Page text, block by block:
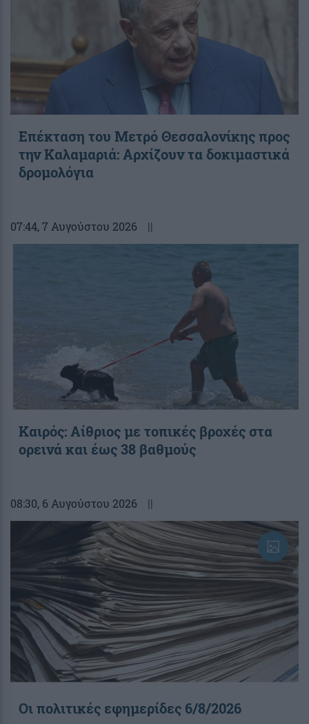
Επέκταση του Μετρό Θεσσαλονίκης προς
την Καλαμαριά: Αρχίζουν τα δοκιμαστικά
δρομολόγια
07:44, 7 Αυγούστου 2026 ||
Καιρός: Αίθριος με τοπικές βροχές στα
ορεινά και έως 38 βαθμούς
08:30, 6 Αυγούστου 2026 ||
Οι πολιτικές εφημερίδες 6/8/2026